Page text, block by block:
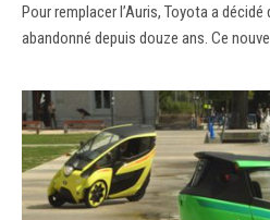
Pour remplacer l’Auris, Toyota a
abandonné depuis douze ans. Ce